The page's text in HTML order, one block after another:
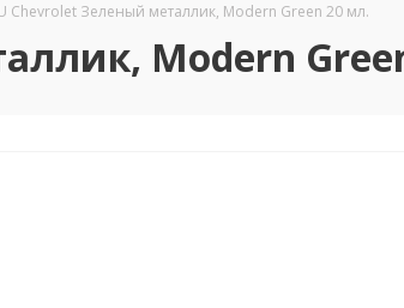
Chevrolet Зеленый металлик, Modern Green 20 мл.
Modern